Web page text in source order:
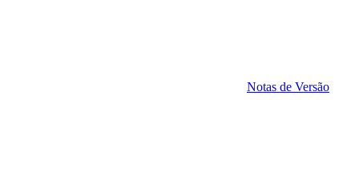
Notas de Versão